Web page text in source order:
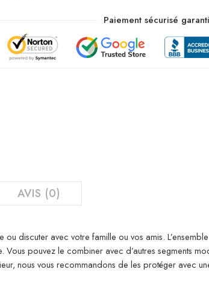
Paiement sécurisé garanti
AVIS (0)
discuter avec votre famille ou vos amis.
pouvez le combiner avec d’autres segments
nous vous recommandons de les protéger avec